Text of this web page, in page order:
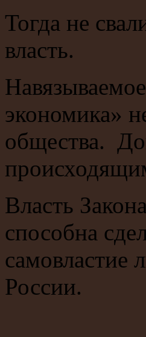
Тогда не
власть.
экономика»
общества.
Власть
способна
самовластие
России.